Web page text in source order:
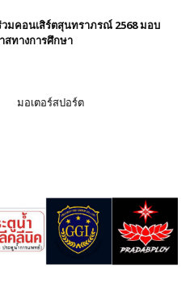
มคอนเสิร์ตสุนทราภรณ์ 2568 มอบ
สทางการศึกษา
มอเตอร์สปอร์ต